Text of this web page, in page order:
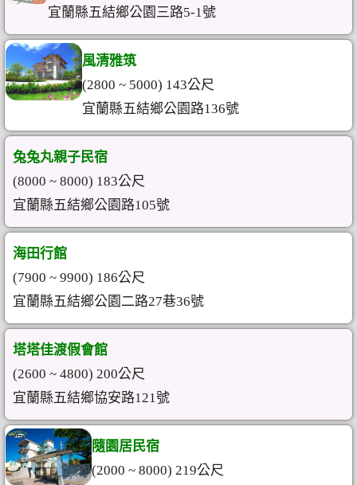
宜蘭縣五結鄉公園三路5-1號
風清雅筑
(2800 ~ 5000) 143公尺
宜蘭縣五結鄉公園路136號
兔兔丸親子民宿
(8000 ~ 8000) 183公尺
宜蘭縣五結鄉公園路105號
海田行館
(7900 ~ 9900) 186公尺
宜蘭縣五結鄉公園二路27巷36號
塔塔佳渡假會館
(2600 ~ 4800) 200公尺
宜蘭縣五結鄉協安路121號
隨園居民宿
(2000 ~ 8000) 219公尺